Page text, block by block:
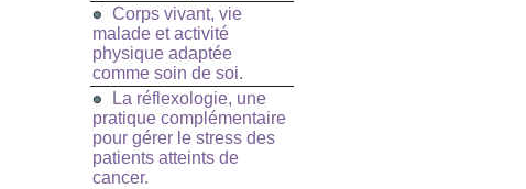
Corps vivant, vie
malade et activité
physique adaptée
comme soin de soi.
La réflexologie, une
pratique complémentaire
pour gérer le stress des
patients atteints de
cancer.